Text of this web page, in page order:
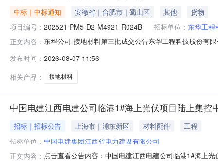
中标｜中标通知 安徽省｜合肥市｜蜀山区 其他
货物
项目编号： 202521-PM5-D2-M4921-R024B 招标单位： 东华工程
正文内容： 东华公司-接地材料第三批成交公告东华工程科技股份有
华工程科技股份有限公司地址：合肥市望江东路70号邮
发布时间： 2026-08-07 11:56
相关产品：
接地材料
中国电建江西电建公司临港1#海上光伏项目陆上集
招标｜招标公告 上海市｜浦东新区 材料配件
工程
招标单位： 中国电建集团江西省电力建设有限公司
正文内容： 点击查看公告内容：中国电建江西电建公司临港1#海上